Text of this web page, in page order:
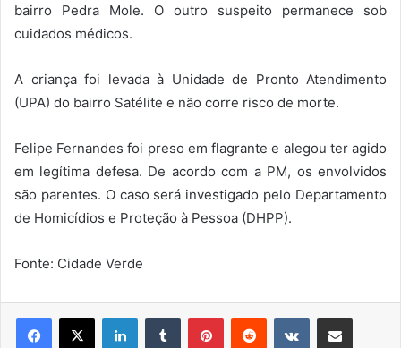
bairro Pedra Mole. O outro suspeito permanece sob
cuidados médicos.
A criança foi levada à Unidade de Pronto Atendimento
(UPA) do bairro Satélite e não corre risco de morte.
Felipe Fernandes foi preso em flagrante e alegou ter agido
em legítima defesa. De acordo com a PM, os envolvidos
são parentes. O caso será investigado pelo Departamento
de Homicídios e Proteção à Pessoa (DHPP).
Fonte: Cidade Verde
LinkedinTumblr PinterestReddit VK Compartilhar via e-mail